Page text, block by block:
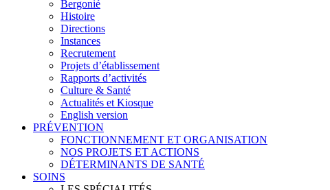
Bergonié
Histoire
Directions
Instances
Recrutement
Projets d’établissement
Rapports d’activités
Culture & Santé
Actualités et Kiosque
English version
PRÉVENTION
FONCTIONNEMENT ET ORGANISATION
NOS PROJETS ET ACTIONS
DÉTERMINANTS DE SANTÉ
SOINS